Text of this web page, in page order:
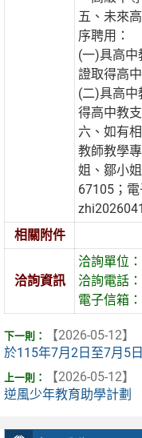
五、未來
序聘用：
(一)具高
證取得高
(二)具高中
得高中教
六、如有
教師教學
姐、鄒小
67105；電
相關附件
洽詢資訊
洽詢單位：
洽詢電話：
電子信箱：
【2026-05-12】
於115年7月2日至7月5
【2026-05-12】
逆風少年教育助學計劃